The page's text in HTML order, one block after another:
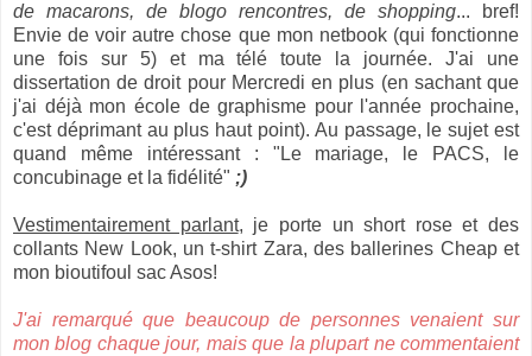
de macarons, de blogo rencontres, de shopping... bref!
Envie de voir autre chose que mon netbook (qui fonctionne
une fois sur 5) et ma télé toute la journée. J'ai une
dissertation de droit pour Mercredi en plus (en sachant que
j'ai déjà mon école de graphisme pour l'année prochaine,
c'est déprimant au plus haut point). Au passage, le sujet est
quand même intéressant : "Le mariage, le PACS, le
concubinage et la fidélité" ;)
Vestimentairement parlant, je porte un short rose et des
collants New Look, un t-shirt Zara, des ballerines Cheap et
mon bioutifoul sac Asos!
J'ai remarqué que beaucoup de personnes venaient sur
mon blog chaque jour, mais que la plupart ne commentaient